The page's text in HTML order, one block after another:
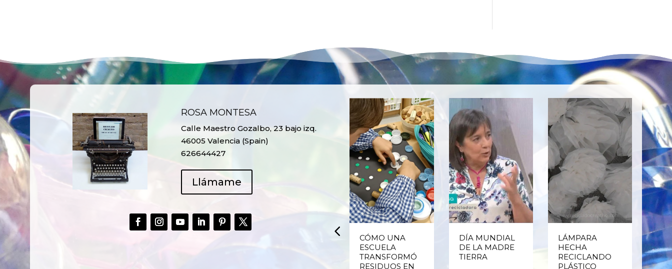
ROSA MONTESA
Calle Maestro Gozalbo, 23 bajo izq.
46005 Valencia (Spain)
626644427
Llámame
RECICLADO EN
CÓMO UNA
ESCUELA
TRANSFORMÓ
RESIDUOS EN
DÍA MUNDIAL
DE LA MADRE
TIERRA
LÁMPARA
HECHA
RECICLANDO
PLÁSTICO